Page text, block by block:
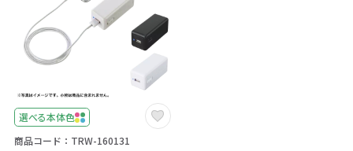
選べる本体色
商品コード：TRW-160131